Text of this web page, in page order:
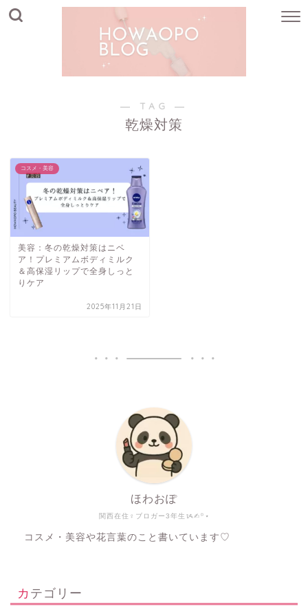
― TAG ―
乾燥対策
コスメ・美容
美容：冬の乾燥対策はニベ
ア！プレミアムボディミルク
＆高保湿リップで全身しっと
りケア
2025年11月21日
関西在住♀ブロガー3年生ᝰ✍︎꙳⋆
ほわおぽ
コスメ・美容や花言葉のこと書いています♡
カテゴリー